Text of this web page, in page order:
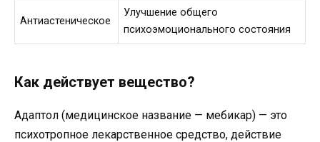
Антиастеническое
Улучшение общего
психоэмоционального состояния
Как действует вещество?
Адаптол (медицинское название — мебикар) — это
психотропное лекарственное средство, действие